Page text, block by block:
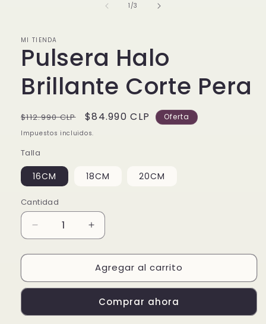
1 /de
3
MI TIENDA
Pulsera Halo
Brillante Corte Pera
Precio
habitual
$112.990 CLP
Precio
de
$84.990 CLP Oferta
Impuestos incluidos.
Talla
16CM 18CM 20CM
Cantidad
Reducir
cantidad
para
Halo
Brillante
Pera
Aumentar
cantidad
para
Pulsera
Halo
Brillante
Corte
Pera
Agregar al carrito
Comprar ahora